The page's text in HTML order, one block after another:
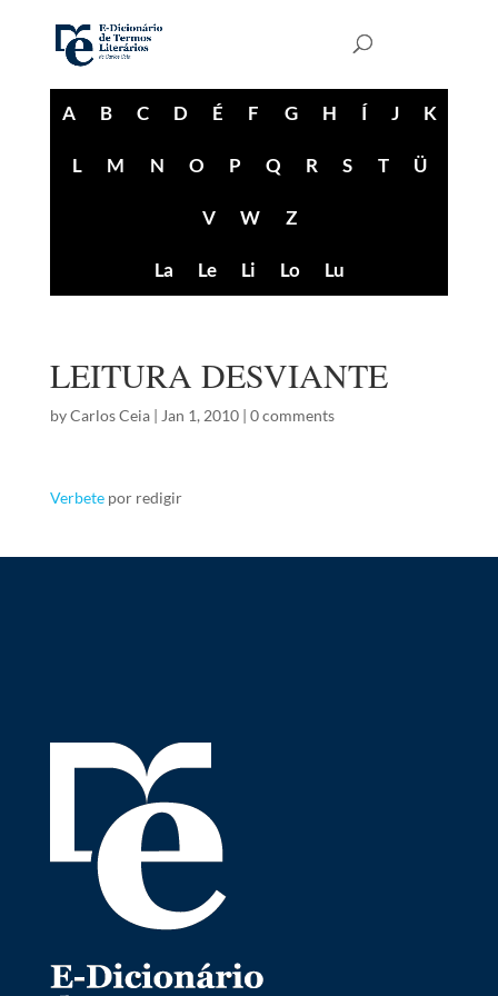
A B C D É F G H Í J K
L M N O P Q R S T Ü
V W Z
La Le Li Lo Lu
LEITURA DESVIANTE
byCarlos Ceia| Jan 1, 2010| 0 comments
Verbetepor redigir